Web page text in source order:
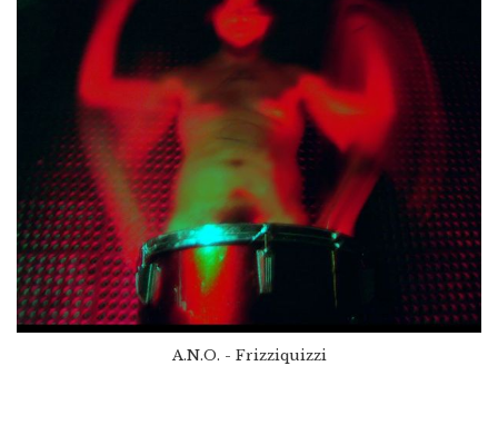
A.N.O. - Frizziquizzi